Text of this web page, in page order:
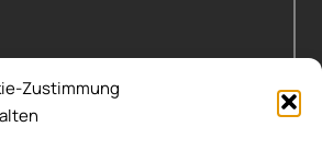
Zustimmung